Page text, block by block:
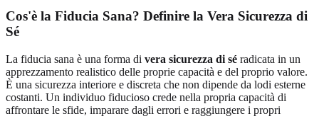
Cos'è la Fiducia Sana? Definire la Vera Sicurezza di
Sé
La fiducia sana è una forma di vera sicurezza di sé radicata in un
apprezzamento realistico delle proprie capacità e del proprio valore.
È una sicurezza interiore e discreta che non dipende da lodi esterne
costanti. Un individuo fiducioso crede nella propria capacità di
affrontare le sfide, imparare dagli errori e raggiungere i propri